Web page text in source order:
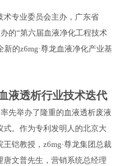
术专业委员会主办，广东省
的“第六届血液净化工程技术
的z6mg·尊龙血液净化产业基
液透析行业技术迭代
先举办了隆重的血液透析废液
式。作为专利发明人的北京大
铠教授，z6mg·尊龙集团总裁
文普先生，营销系统总经理